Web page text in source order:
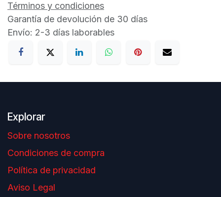
Términos y condiciones
Garantía de devolución de 30 días
Envío: 2-3 días laborables
Explorar
Sobre nosotros
Condiciones de compra
Política de privacidad
Aviso Legal